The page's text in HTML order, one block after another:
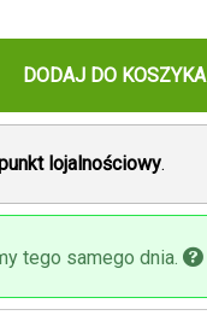
DODAJ DO KOSZYKA
lojalnościowy.
tego samego dnia.